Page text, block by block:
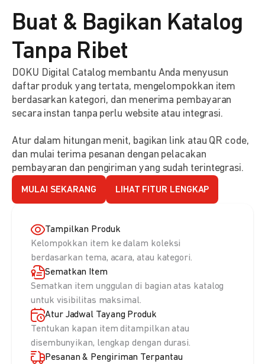
Buat & Bagikan Katalog
Tanpa Ribet
DOKU Digital Catalog membantu Anda menyusun
daftar produk yang tertata, mengelompokkan item
berdasarkan kategori, dan menerima pembayaran
secara instan tanpa perlu website atau integrasi.
Atur dalam hitungan menit, bagikan link atau QR code,
dan mulai terima pesanan dengan pelacakan
pembayaran dan pengiriman yang sudah terintegrasi.
MULAI SEKARANG LIHAT FITUR LENGKAP
Tampilkan Produk
Kelompokkan item ke dalam koleksi
berdasarkan tema, acara, atau kategori.
Sematkan Item
Sematkan item unggulan di bagian atas katalog
untuk visibilitas maksimal.
Atur Jadwal Tayang Produk
Tentukan kapan item ditampilkan atau
disembunyikan, lengkap dengan durasi.
Pesanan & Pengiriman Terpantau